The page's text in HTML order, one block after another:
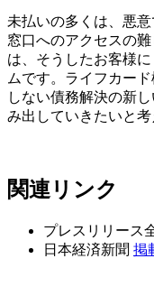
未払いの多くは、悪
窓口へのアクセスの
は、そうしたお客様
ムです。ライフカー
しない債務解決の新
み出していきたいと考
関連リンク
プレスリリース
日本経済新聞 掲